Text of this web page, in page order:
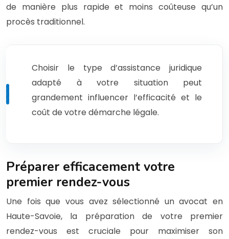
de manière plus rapide et moins coûteuse qu’un
procès traditionnel.
Choisir le type d’assistance juridique
adapté à votre situation peut
grandement influencer l’efficacité et le
coût de votre démarche légale.
Préparer efficacement votre
premier rendez-vous
Une fois que vous avez sélectionné un avocat en
Haute-Savoie, la préparation de votre premier
rendez-vous est cruciale pour maximiser son